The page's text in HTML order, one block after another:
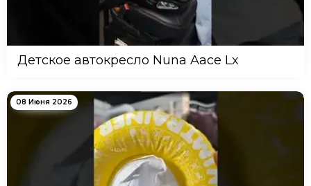
Детское автокресло Nuna Aace Lx
08 Июня 2026